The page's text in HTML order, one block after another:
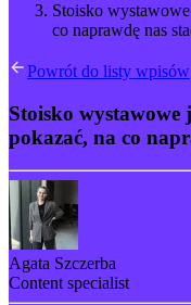
Stoisko
co naprawdę nas
Powrót do listy wpisów
Stoisko
pokazać, na co
Agata Szczerba
Content specialist